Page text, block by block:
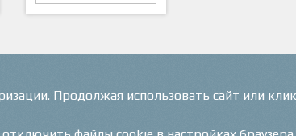
Продолжая использовать сайт или